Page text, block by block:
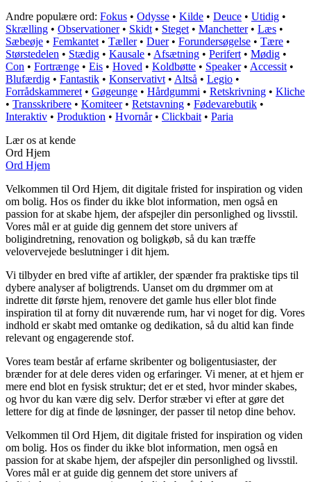
Andre populære ord: Fokus • Odysse • Kilde • Deuce • Utidig •
Skrælling • Observationer• Skidt • Steget • Manchetter• Læs •
Sæbeøje • Femkantet • Tæller• Duer• Forundersøgelse • Tære •
Størstedelen • Stædig • Kausale • Afsætning • Perifert • Mødig •
Con • Fortrænge • Eis • Hoved • Koldbøtte • Speaker• Accessit •
Blufærdig • Fantastik • Konservativt • Altså • Legio •
Forrådskammeret • Gøgeunge • Hårdgummi • Retskrivning • Kliche
• Transskribere • Komiteer• Retstavning • Fødevarebutik •
Interaktiv • Produktion • Hvornår• Clickbait • Paria
Lær os at kende
Ord Hjem
Ord Hjem
Velkommen til Ord Hjem, dit digitale fristed for inspiration og viden
om bolig. Hos os finder du ikke blot information, men også en
passion for at skabe hjem, der afspejler din personlighed og livsstil.
Vores mål er at guide dig gennem det store univers af
boligindretning, renovation og boligkøb, så du kan træffe
velovervejede beslutninger i dit hjem.
Vi tilbyder en bred vifte af artikler, der spænder fra praktiske tips til
dybere analyser af boligtrends. Uanset om du drømmer om at
indrette dit første hjem, renovere det gamle hus eller blot finde
inspiration til at forny dit nuværende rum, har vi noget for dig. Vores
indhold er skabt med omtanke og dedikation, så du altid kan finde
relevant og engagerende stof.
Vores team består af erfarne skribenter og boligentusiaster, der
brænder for at dele deres viden og erfaringer. Vi mener, at et hjem er
mere end blot en fysisk struktur; det er et sted, hvor minder skabes,
og hvor du kan være dig selv. Derfor stræber vi efter at gøre det
lettere for dig at finde de løsninger, der passer til netop dine behov.
Velkommen til Ord Hjem, dit digitale fristed for inspiration og viden
om bolig. Hos os finder du ikke blot information, men også en
passion for at skabe hjem, der afspejler din personlighed og livsstil.
Vores mål er at guide dig gennem det store univers af